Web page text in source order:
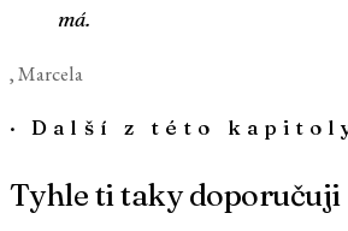
má.
, Marcela
·Další z této
Tyhle ti taky doporučuji